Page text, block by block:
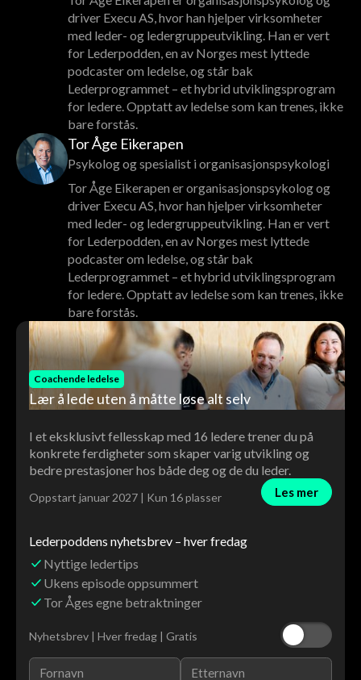
driver Execu AS, hvor han hjelper virksomheter
med leder- og ledergruppeutvikling. Han er vert
for Lederpodden, en av Norges mest lyttede
podcaster om ledelse, og står bak
Lederprogrammet – et hybrid utviklingsprogram
for ledere. Opptatt av ledelse som kan trenes, ikke
bare forstås.
Tor Åge Eikerapen
Psykolog og spesialist i organisasjonspsykologi
Tor Åge Eikerapen er organisasjonspsykolog og
driver Execu AS, hvor han hjelper virksomheter
med leder- og ledergruppeutvikling. Han er vert
for Lederpodden, en av Norges mest lyttede
podcaster om ledelse, og står bak
Lederprogrammet – et hybrid utviklingsprogram
for ledere. Opptatt av ledelse som kan trenes, ikke
bare forstås.
Lederpoddens nyhetsbrev – hver fredag
Nyttige ledertips
Ukens episode oppsummert
Tor Åges egne betraktninger
Nyhetsbrev | Hver fredag | Gratis
Coachende ledelse
Lær å lede uten å måtte løse alt selv
I et eksklusivt fellesskap med 16 ledere trener du på
konkrete ferdigheter som skaper varig utvikling og
bedre prestasjoner hos både deg og de du leder.
Oppstart januar 2027 | Kun 16 plasser Les mer